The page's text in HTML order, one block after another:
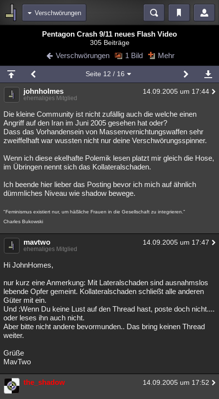
Verschwörungen
Blogs Videos
Chat Wiki Neuigkeiten
meine Rubriken
Menschen Wissenschaft Mystery Kriminalfälle
Spiritualität Verschwörungen Technologie Ufologie
Natur Umfragen Unterhaltung
Philosophie Träume Orte Esoterik Literatur
Astronomie Helpdesk Gruppen Gaming Filme
Übersichten
Lesenswert Schlüsselwörter
Pentagon Crash 9/11 neues Flash Video
305 Beiträge
Verschwörungen 1 Bild Mehr
Seite 12 / 16
johnholmes 14.09.2005 um 17:44
ehemaliges Mitglied
Die kleine Community ist nicht zufällig auch die welche einen
Angriff auf den Iran im Juni 2005 gesehen hat oder?
Dass das Vorhandensein von Massenvernichtungswaffen sehr
zweiffelhaft war wussten nicht nur deine Verschwörungsspinner.
Wenn ich diese ekelhafte Polemik lesen platzt mir gleich die Hose,
im Übringen nennt sich das Kollateralschaden.
Ich beende hier lieber das Posting bevor ich mich auf ähnlich
dümmliches Niveau wie shadow bewege.
"Feminismus existiert nur, um häßliche Frauen in die Gesellschaft zu integrieren."
Charles Bukowski
mavtwo 14.09.2005 um 17:47
ehemaliges Mitglied
Hi JohnHomes,
nur kurz eine Anmerkung: Mit Lateralschaden sind ausnahmslos
lebende Opfer gemeint. Kollateralschaden schließt alle anderen
Güter mit ein.
Und :Wenn Du keine Lust auf den Thread hast, poste doch nicht....
oder leses ihn auch nicht.
Aber bitte nicht andere bevormunden.. Das bring keinen Thread
weiter.
Grüße
MavTwo
the_shadow 14.09.2005 um 17:52